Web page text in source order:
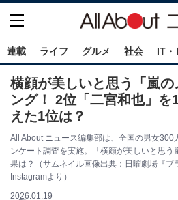
連載 ライフ グルメ 社会 IT・
横顔が美しいと思う「嵐
ング！ 2位「二宮和也」を
えた1位は？
All About ニュース編集部は、全国の男女300
ンケート調査を実施。「横顔が美しいと思
果は？（サムネイル画像出典：日曜劇場『ブ
Instagramより）
2026.01.19